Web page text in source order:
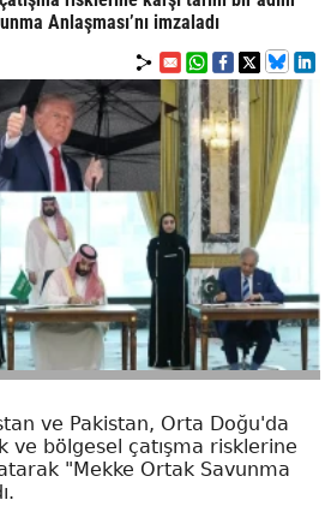
Anlaşması’nı imzaladı
ve Pakistan, Orta Doğu'da
ve bölgesel çatışma risklerine
"Mekke Ortak Savunma